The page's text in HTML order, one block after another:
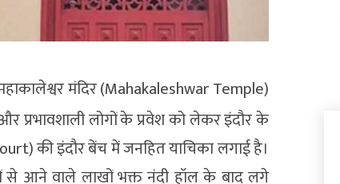
मंदिर (Mahakaleshwar Temple)
प्रभावशाली लोगों के प्रवेश को लेकर इंदौर के
की इंदौर बेंच में जनहित याचिका लगाई है।
से आने वाले लाखों भक्त नंदी हॉल के बाद लगे